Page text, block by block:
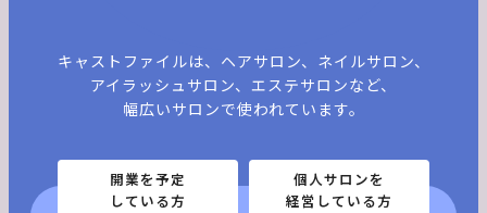
キャストファイルは、ヘアサロン、ネイルサロン、
アイラッシュサロン、エステサロンなど、
幅広いサロンで使われています。
開業を予定
している方
個人サロンを
経営している方